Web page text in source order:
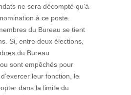
ne sera décompté qu’à
à ce poste.
du Bureau se tient
Si, entre deux élections,
du Bureau
sont empêchés pour
leur fonction, le
dans la limite du